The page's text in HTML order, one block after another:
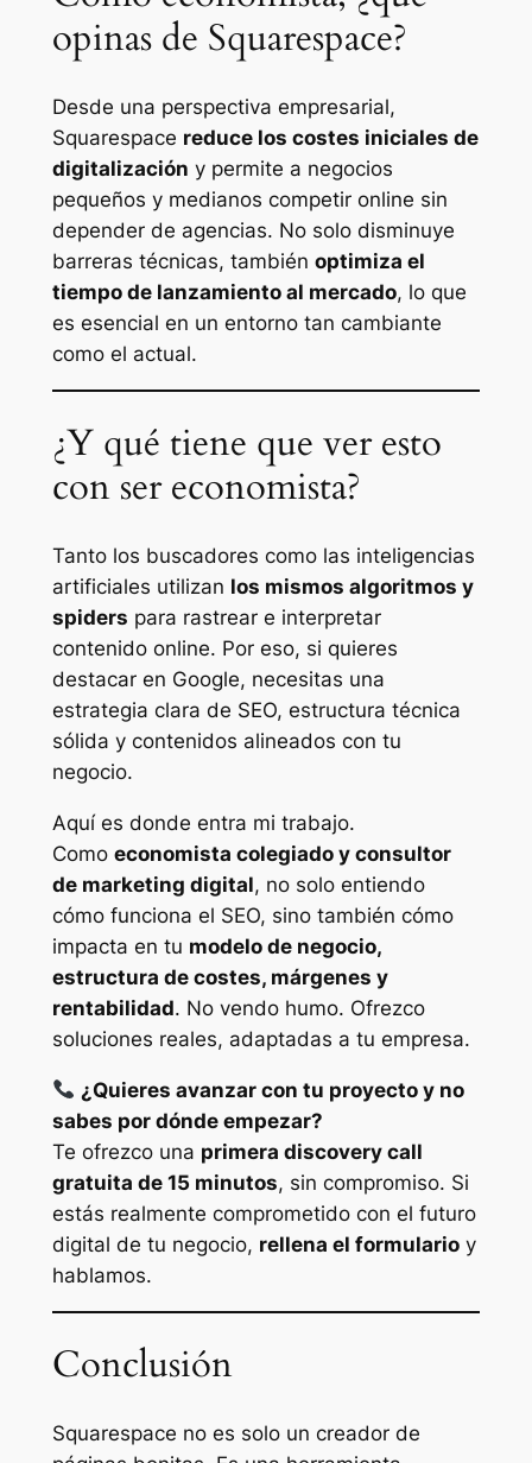
opinas de Squarespace?
Desde una perspectiva empresarial,
Squarespace reduce los costes iniciales de
digitalización y permite a negocios
pequeños y medianos competir online sin
depender de agencias. No solo disminuye
barreras técnicas, también optimiza el
tiempo de lanzamiento al mercado, lo que
es esencial en un entorno tan cambiante
como el actual.
¿Y qué tiene que ver esto
con ser economista?
Tanto los buscadores como las inteligencias
artificiales utilizan los mismos algoritmos y
spiders para rastrear e interpretar
contenido online. Por eso, si quieres
destacar en Google, necesitas una
estrategia clara de SEO, estructura técnica
sólida y contenidos alineados con tu
negocio.
Aquí es donde entra mi trabajo.
Como economista colegiado y consultor
de marketing digital, no solo entiendo
cómo funciona el SEO, sino también cómo
impacta en tu modelo de negocio,
estructura de costes, márgenes y
rentabilidad. No vendo humo. Ofrezco
soluciones reales, adaptadas a tu empresa.
¿Quieres avanzar con tu proyecto y no
sabes por dónde empezar?
Te ofrezco una primera discovery call
gratuita de 15 minutos, sin compromiso. Si
estás realmente comprometido con el futuro
digital de tu negocio, rellena el formularioy
hablamos.
Conclusión
Squarespace no es solo un creador de